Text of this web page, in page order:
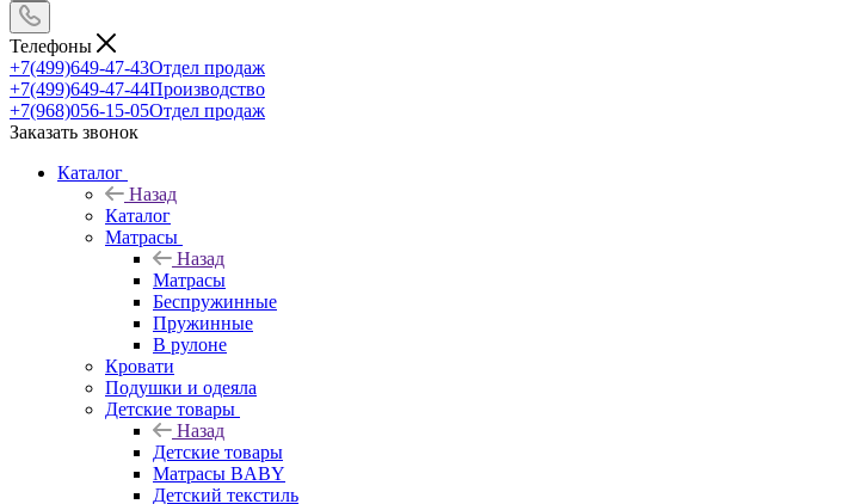
Телефоны
+7(499)649-47-43Отдел продаж
+7(499)649-47-44Производство
+7(968)056-15-05Отдел продаж
Заказать звонок
Каталог
Назад
Каталог
Матрасы
Назад
Матрасы
Беспружинные
Пружинные
В рулоне
Кровати
Подушки и одеяла
Детские товары
Назад
Детские товары
Матрасы BABY
Детский текстиль